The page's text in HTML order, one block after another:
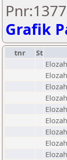
Grafik
tnr St